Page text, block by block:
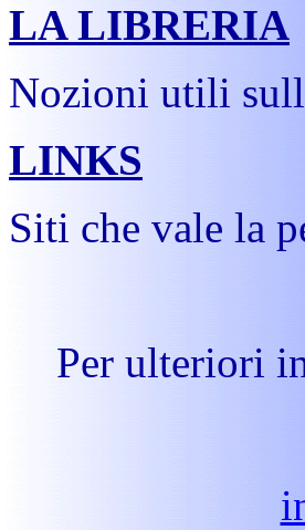
LA LIBRERIA
Nozioni utili
LINKS
Siti che vale la
Per ulteriori